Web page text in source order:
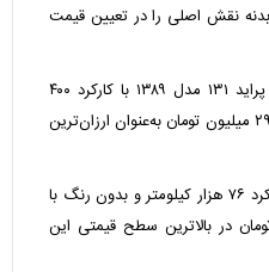
بدنه نقش اصلی را در تعیین قیمت
بر اساس آگهی‌های پراید کارکرده، پراید ۱۳۱ مدل ۱۳۸۹ با کارکرد ۴۰۰
هزار کیلومتر و دور رنگ با قیمت ۲۹۵ میلیون تومان به‌عنوان ارزان‌ترین
در مقابل، پراید ۱۱۱ مدل ۱۳۹۱ با کارکرد ۷۶ هزار کیلومتر و بدون رنگ با
و ۱۰۰ میلیون تومان در بالاترین سطح قیمتی این